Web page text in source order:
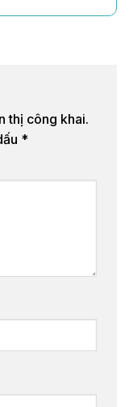
thị công khai.
*